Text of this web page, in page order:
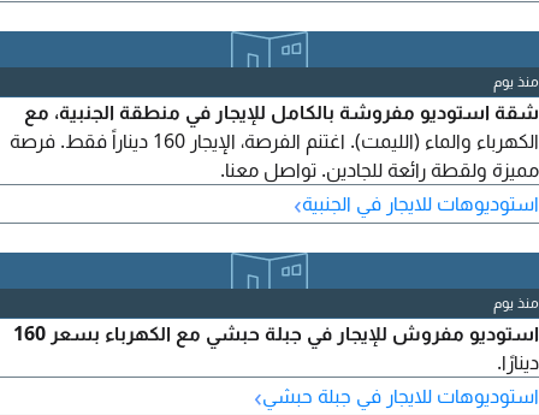
منذ يوم
شقة استوديو مفروشة بالكامل للإيجار في منطقة الجنبية، مع
الكهرباء والماء (الليمت). اغتنم الفرصة، الإيجار 160 ديناراً فقط. فرصة
مميزة ولقطة رائعة للجادين. تواصل معنا.
استوديوهات للايجار في الجنبية›
منذ يوم
استوديو مفروش للإيجار في جبلة حبشي مع الكهرباء بسعر 160
دينارًا.
استوديوهات للايجار في جبلة حبشي›